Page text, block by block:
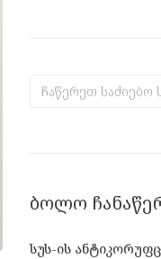
ᲑᲝᲚᲝ
სუს-ის